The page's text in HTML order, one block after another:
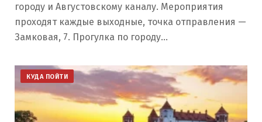
городу и Августовскому каналу. Мероприятия
проходят каждые выходные, точка отправления —
Замковая, 7. Прогулка по городу…
КУДА ПОЙТИ